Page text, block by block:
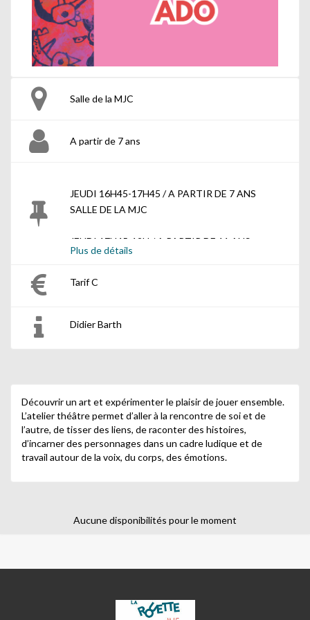
Salle de la MJC
A partir de 7 ans
JEUDI 16H45-17H45 / A PARTIR DE 7 ANS
SALLE DE LA MJC
JEUDI 17H45-19H / A PARTIR DE 11 ANS
SALLE DE LA MJC
JEUDI 19H-20H30
Plus de détails
Tarif C
Didier Barth
Découvrir un art et expérimenter le plaisir de jouer ensemble.
L’atelier théâtre permet d’aller à la rencontre de soi et de
l’autre, de tisser des liens, de raconter des histoires,
d’incarner des personnages dans un cadre ludique et de
travail autour de la voix, du corps, des émotions.
Aucune disponibilités pour le moment
LA